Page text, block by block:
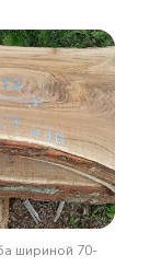
шириной 70-